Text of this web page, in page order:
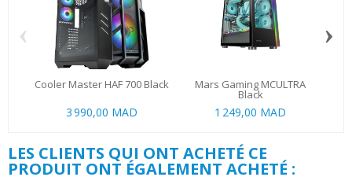
Cooler Master HAF 700 Black
3 990,00 MAD
Mars Gaming MCULTRA
Black
1 249,00 MAD
‹ ›
LES CLIENTS QUI ONT ACHETÉ CE
PRODUIT ONT ÉGALEMENT ACHETÉ :